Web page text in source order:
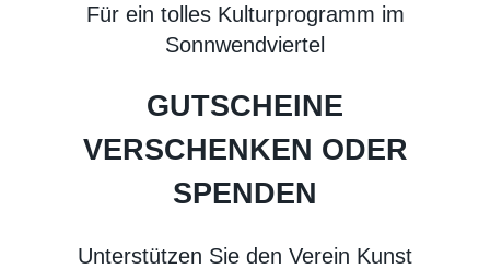
Für ein tolles Kulturprogramm im
Sonnwendviertel
GUTSCHEINE
VERSCHENKEN ODER
SPENDEN
Unterstützen Sie den Verein Kunst